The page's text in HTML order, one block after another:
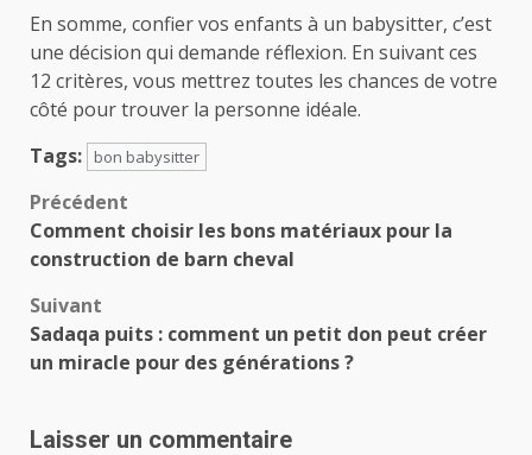
En somme, confier vos enfants à un babysitter, c’est
une décision qui demande réflexion. En suivant ces
12 critères, vous mettrez toutes les chances de votre
côté pour trouver la personne idéale.
Tags:
bon babysitter
Navigation
d’article
Précédent
Comment choisir les bons matériaux pour la
construction de barn cheval
Suivant
Sadaqa puits : comment un petit don peut créer
un miracle pour des générations ?
Laisser un commentaire